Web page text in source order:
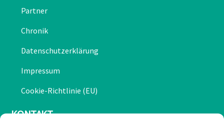
Partner
Chronik
Datenschutzerklärung
Impressum
Cookie-Richtlinie (EU)
KONTAKT